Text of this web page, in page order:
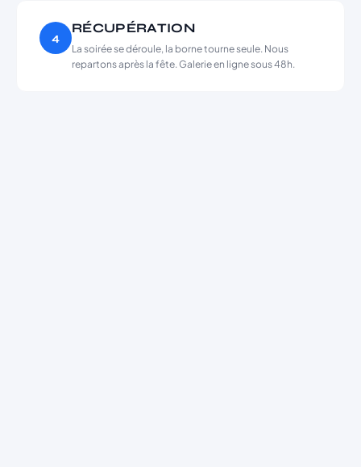
4
RÉCUPÉRATION
La soirée se déroule, la borne tourne seule. Nous
repartons après la fête. Galerie en ligne sous 48h.